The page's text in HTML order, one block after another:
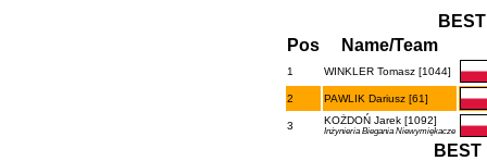
Pos
Name/Team
1 WINKLER Tomasz [1044]
2 PAWLIK Dariusz [61]
3 KOŻDOŃ Jarek [1092]
Inżynieria Biegania Niewymiękacze
BEST